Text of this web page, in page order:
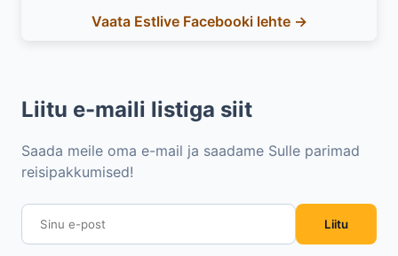
Vaata Estlive Facebooki lehte →
Liitu e-maili listiga siit
Saada meile oma e-mail ja saadame Sulle parimad
reisipakkumised!
Liitu